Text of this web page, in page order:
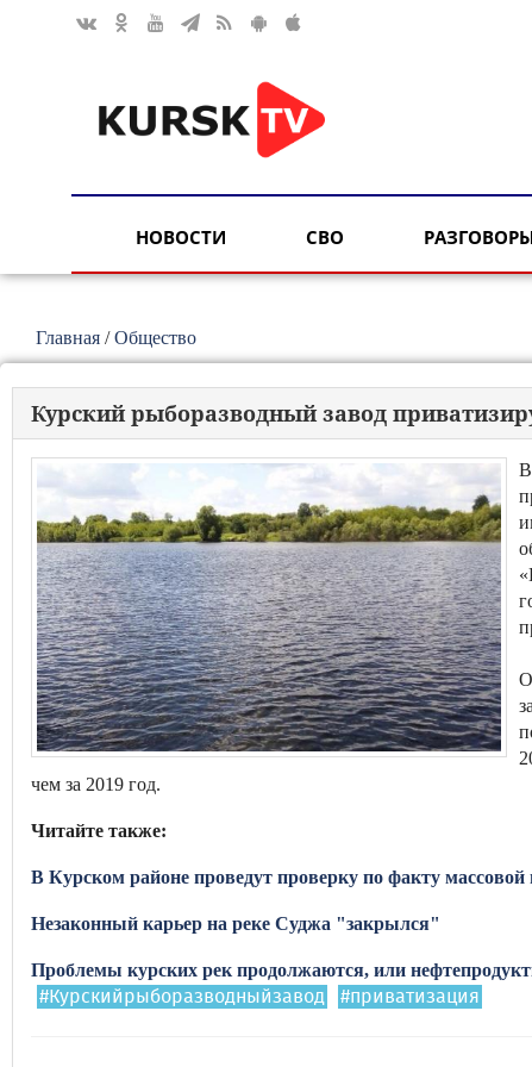
НОВОСТИ СВО
Главная /Общество
Курский рыборазводный завод
чем за 2019 год.
Читайте также:
В Курском районе проведут проверку по факту
Незаконный карьер на реке Суджа "закрылся"
Проблемы курских рек продолжаются, или
#Курскийрыборазводныйзавод #приватизация